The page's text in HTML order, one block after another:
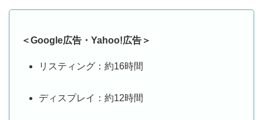
＜Google広告・Yahoo!広告＞
リスティング：約16時間
ディスプレイ：約12時間